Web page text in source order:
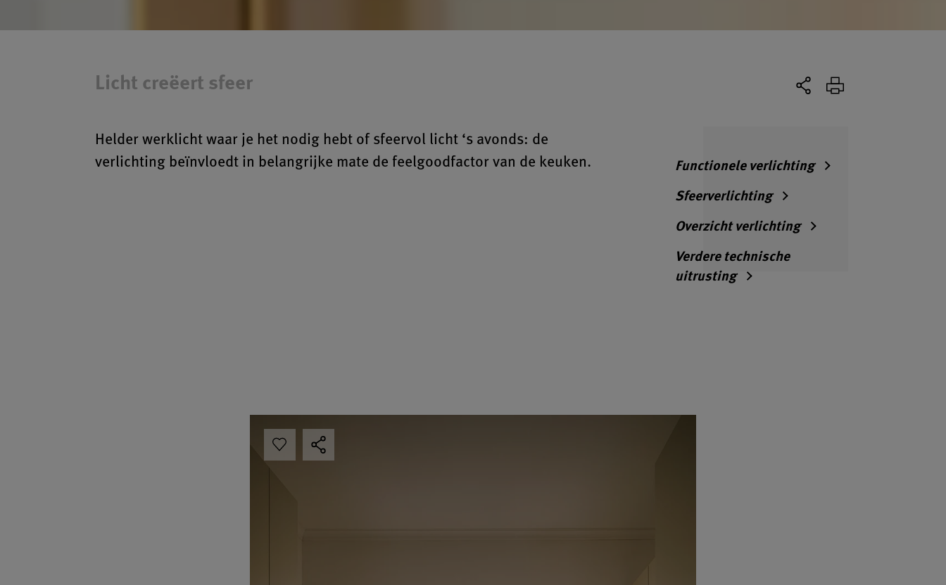
Licht creëert sfeer
Helder werklicht waar je het nodig hebt of sfeervol licht ‘s avonds: de
verlichting beïnvloedt in belangrijke mate de feelgoodfactor van de keuken.
Functionele verlichting
Sfeerverlichting
Overzicht verlichting
Verdere technische
uitrusting